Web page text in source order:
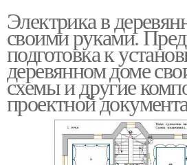
Электрика в
своими руками.
подготовка к
деревянном доме
схемы и другие
проектной